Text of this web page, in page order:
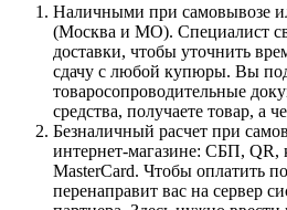
Наличными при самовывозе
(Москва и МО). Специалист
доставки, чтобы уточнить
сдачу с любой купюры. Вы
товаросопроводительные
средства, получаете товар, а
Безналичный расчет при
интернет-магазине: СБП,
MasterCard. Чтобы оплатить
перенаправит вас на сервер